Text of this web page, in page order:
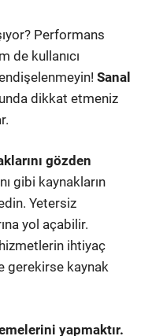
Performans
de kullanıcı
Sanal
dikkat etmeniz
gözden
gibi kaynakların
Yetersiz
yol açabilir.
hizmetlerin ihtiyaç
gerekirse kaynak
yapmaktır.